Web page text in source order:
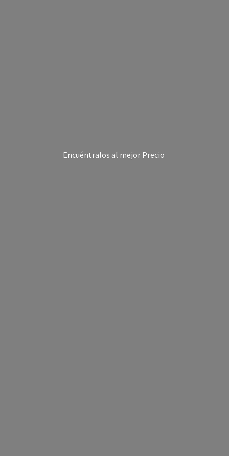
Encuéntralos al mejor Precio